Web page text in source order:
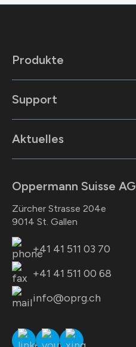
Oppermann Suisse AG
Zürcher Strasse 204e
9014 St. Gallen
+41 41 511 03 70
+41 41 511 00 68
info@oprg.ch
Produkte
Support
Aktuelles